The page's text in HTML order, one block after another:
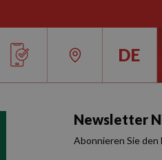
DE
IT
Newsletter
Abonnieren Sie